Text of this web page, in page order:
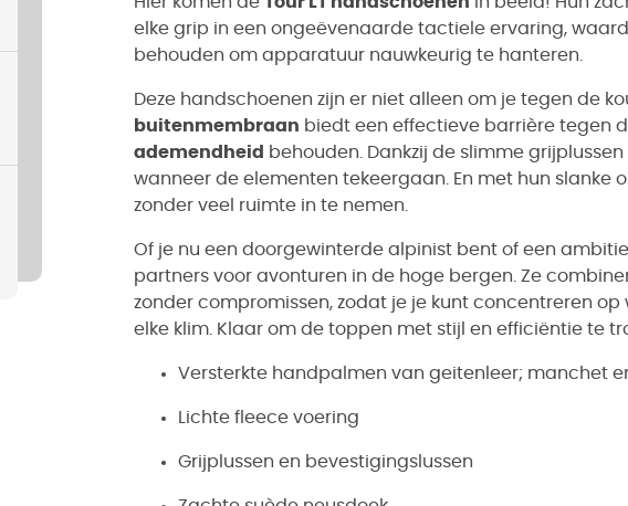
elke grip in een ongeëvenaarde tactiele ervaring,
behouden om apparatuur nauwkeurig te hanteren.
Deze handschoenen zijn er niet alleen om je tegen de
buitenmembraan biedt een effectieve barrière tegen
ademendheid behouden. Dankzij de slimme
wanneer de elementen tekeergaan. En met hun slanke
zonder veel ruimte in te nemen.
Of je nu een doorgewinterde alpinist bent of een
partners voor avonturen in de hoge bergen. Ze
zonder compromissen, zodat je je kunt concentreren
elke klim. Klaar om de toppen met stijl en efficiëntie te
Versterkte handpalmen van geitenleer; manchet
Lichte fleece voering
Grijplussen en bevestigingslussen